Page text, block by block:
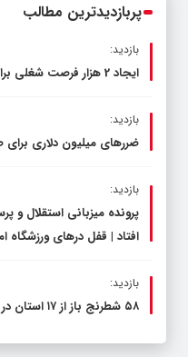
پربازدیدترین مطالب
بازدید:
ایجاد 2 هزار فرصت شغلی برای مددجویان طی ۵ سال گذشته
بازدید:
ضررهای میلیون دلاری
بازدید:
پرونده میزبانی استقلال و
افتاد | قفل در‌های ورزشگاه
بازدید:
۵۸ شطرنج‌ باز از ۱۷ استان در حال رقابت در گلمکان